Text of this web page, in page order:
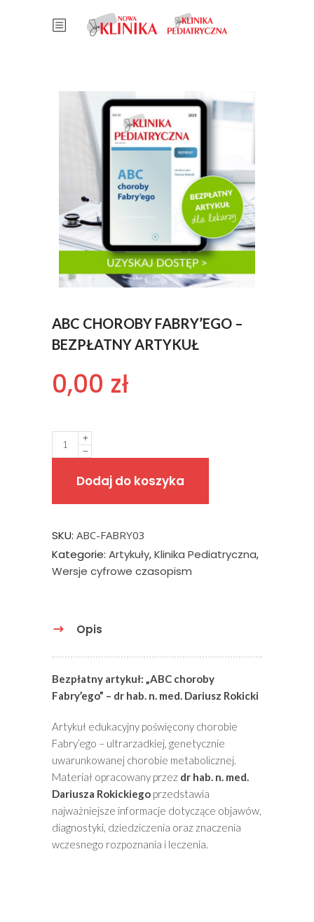
ABC CHOROBY FABRY’EGO –
BEZPŁATNY ARTYKUŁ
0,00 zł
Quantity
Dodaj do koszyka
SKU: ABC-FABRY03
Kategorie: Artykuły,Klinika Pediatryczna,
Wersje cyfrowe czasopism
Opis
Bezpłatny artykuł: „ABC choroby
Fabry’ego” – dr hab. n. med. Dariusz Rokicki
Artykuł edukacyjny poświęcony chorobie
Fabry’ego – ultrarzadkiej, genetycznie
uwarunkowanej chorobie metabolicznej.
Materiał opracowany przez dr hab. n. med.
Dariusza Rokickiego przedstawia
najważniejsze informacje dotyczące objawów,
diagnostyki, dziedziczenia oraz znaczenia
wczesnego rozpoznania i leczenia.